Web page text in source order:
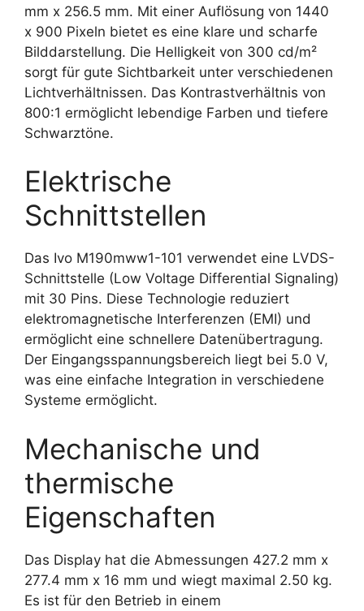
mm x 256.5 mm. Mit einer Auflösung von 1440
x 900 Pixeln bietet es eine klare und scharfe
Bilddarstellung. Die Helligkeit von 300 cd/m²
sorgt für gute Sichtbarkeit unter verschiedenen
Lichtverhältnissen. Das Kontrastverhältnis von
800:1 ermöglicht lebendige Farben und tiefere
Schwarztöne.
Elektrische
Schnittstellen
Das Ivo M190mww1-101 verwendet eine LVDS-
Schnittstelle (Low Voltage Differential Signaling)
mit 30 Pins. Diese Technologie reduziert
elektromagnetische Interferenzen (EMI) und
ermöglicht eine schnellere Datenübertragung.
Der Eingangsspannungsbereich liegt bei 5.0 V,
was eine einfache Integration in verschiedene
Systeme ermöglicht.
Mechanische und
thermische
Eigenschaften
Das Display hat die Abmessungen 427.2 mm x
277.4 mm x 16 mm und wiegt maximal 2.50 kg.
Es ist für den Betrieb in einem